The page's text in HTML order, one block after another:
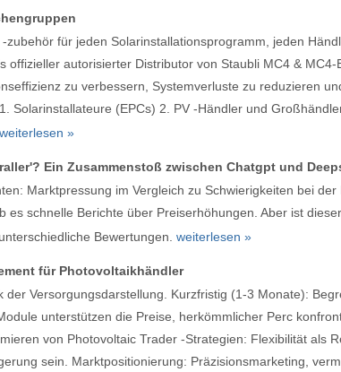
für jeden Solarinstallationsprogramm, jeden
autorisierter Distributor von Staubli MC4 & MC4-
zu verbessern, Systemverluste zu reduzieren
Solarinstallateure (EPCs) 2. PV -Händler und
weiterlesen »
Ein Zusammenstoß zwischen Chatgpt und
Marktpressung im Vergleich zu Schwierigkeiten bei
schnelle Berichte über Preiserhöhungen. Aber ist
Bewertungen. weiterlesen »
für Photovoltaikhändler
Versorgungsdarstellung. Kurzfristig (1-3 Monate):
unterstützen die Preise, herkömmlicher Perc
von Photovoltaic Trader -Strategien: Flexibilität als
sein. Marktpositionierung: Präzisionsmarketing,